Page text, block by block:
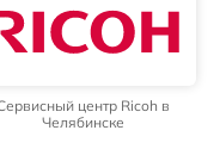
центр Ricoh в
Челябинске